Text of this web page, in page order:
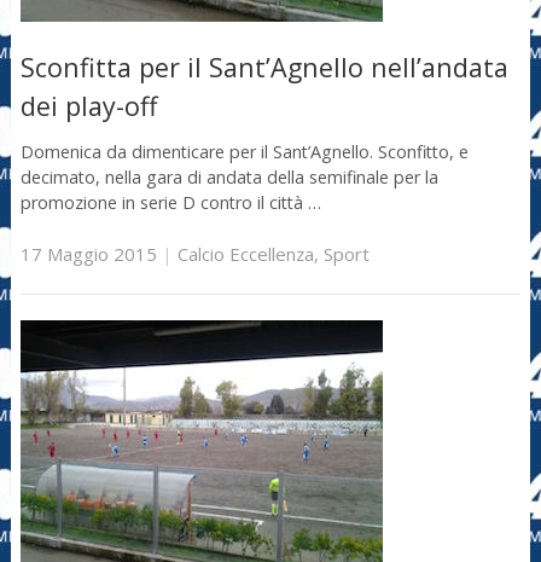
Sconfitta per il Sant’Agnello nell’andata
dei play-off
Domenica da dimenticare per il Sant’Agnello. Sconfitto, e
decimato, nella gara di andata della semifinale per la
promozione in serie D contro il città …
17 Maggio 2015 | Calcio Eccellenza, Sport